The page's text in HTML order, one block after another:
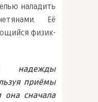
наладить
Её
физик-
надежды
приёмы
она сначала